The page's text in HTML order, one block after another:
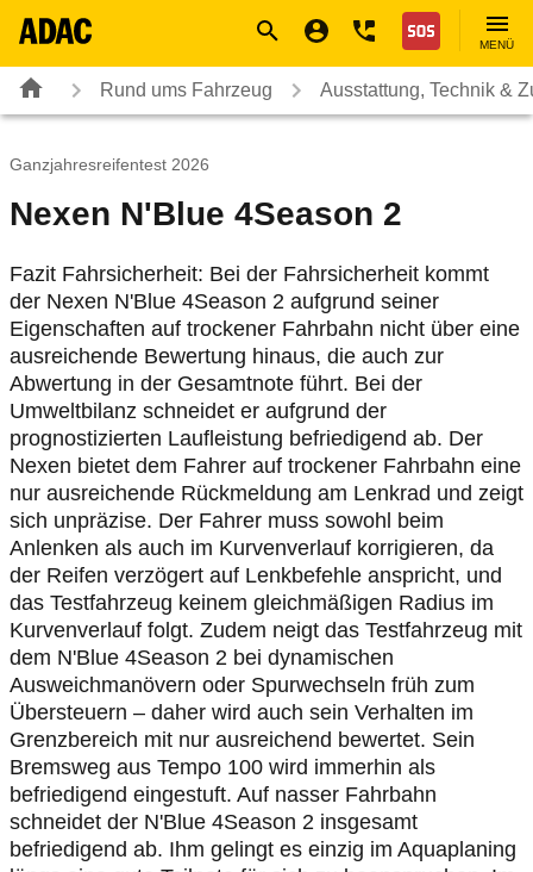
Nothilfe
MENÜ
Rund ums Fahrzeug Ausstattung, Technik &
Ganzjahresreifentest 2026
Nexen N'Blue 4Season 2
Fazit Fahrsicherheit: Bei der Fahrsicherheit kommt
der Nexen N'Blue 4Season 2 aufgrund seiner
Eigenschaften auf trockener Fahrbahn nicht über eine
ausreichende Bewertung hinaus, die auch zur
Abwertung in der Gesamtnote führt. Bei der
Umweltbilanz schneidet er aufgrund der
prognostizierten Laufleistung befriedigend ab. Der
Nexen bietet dem Fahrer auf trockener Fahrbahn eine
nur ausreichende Rückmeldung am Lenkrad und zeigt
sich unpräzise. Der Fahrer muss sowohl beim
Anlenken als auch im Kurvenverlauf korrigieren, da
der Reifen verzögert auf Lenkbefehle anspricht, und
das Testfahrzeug keinem gleichmäßigen Radius im
Kurvenverlauf folgt. Zudem neigt das Testfahrzeug mit
dem N'Blue 4Season 2 bei dynamischen
Ausweichmanövern oder Spurwechseln früh zum
Übersteuern – daher wird auch sein Verhalten im
Grenzbereich mit nur ausreichend bewertet. Sein
Bremsweg aus Tempo 100 wird immerhin als
befriedigend eingestuft. Auf nasser Fahrbahn
schneidet der N'Blue 4Season 2 insgesamt
befriedigend ab. Ihm gelingt es einzig im Aquaplaning